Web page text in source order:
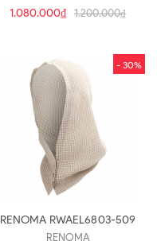
1.080.000₫ 1.200.000₫
- 30%
RENOMA RWAEL6803-509
RENOMA